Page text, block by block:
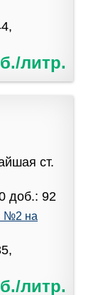
литр.
ст.
доб.: 92
№2 на
литр.